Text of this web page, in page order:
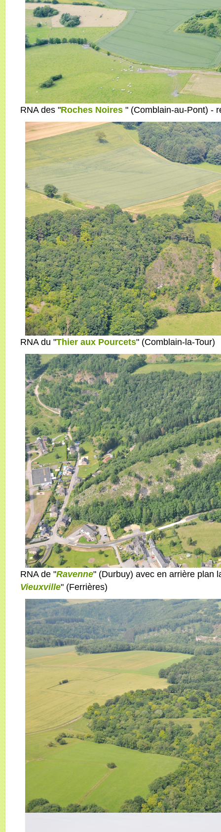
RNA des "Roches Noires " (Comblain-au-Pont) -
RNA du "Thier aux Pourcets" (Comblain-la-Tour)
RNA de "Ravenne" (Durbuy) avec en arrière plan
Vieuxville" (Ferrières)